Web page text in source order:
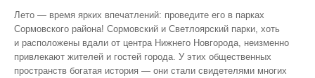
Лето — время ярких впечатлений: проведите его в парках
Сормовского района! Сормовский и Светлоярский парки, хоть
и расположены вдали от центра Нижнего Новгорода, неизменно
привлекают жителей и гостей города. У этих общественных
пространств богатая история — они стали свидетелями многих